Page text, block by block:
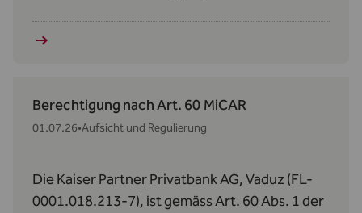
(MiCAR).
Berechtigung nach Art. 60 MiCAR
01.07.26•Aufsicht und Regulierung
Die Kaiser Partner Privatbank AG, Vaduz (FL-
0001.018.213-7), ist gemäss Art. 60 Abs. 1 der